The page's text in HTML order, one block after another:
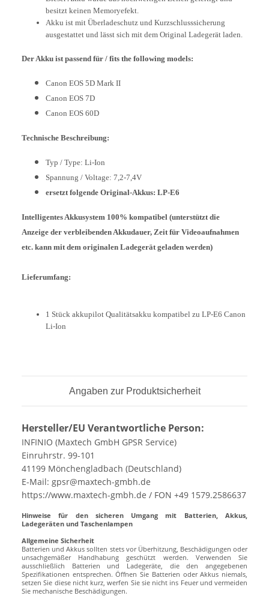
besitzt keinen Memoryefekt.
Akku ist mit Überladeschutz und Kurzschlusssicherung
ausgestattet und lässt sich mit dem Original Ladegerät laden.
Der Akku ist passend für / fits the following models:
Canon EOS 5D Mark II
Canon EOS 7D
Canon EOS 60D
Technische Beschreibung:
Typ / Type: Li-Ion
Spannung / Voltage: 7,2-7,4V
ersetzt folgende Original-Akkus: LP-E6
Intelligentes Akkusystem 100% kompatibel (unterstützt die
Anzeige der verbleibenden Akkudauer, Zeit für Videoaufnahmen
etc. kann mit dem originalen Ladegerät geladen werden)
Lieferumfang:
1 Stück akkupilot Qualitätsakku kompatibel zu LP-E6 Canon
Li-Ion
Angaben zur Produktsicherheit
Hersteller/EU Verantwortliche Person:
INFINIO (Maxtech GmbH GPSR Service)
Einruhrstr. 99-101
41199 Mönchengladbach (Deutschland)
E-Mail: gpsr@maxtech-gmbh.de
https://www.maxtech-gmbh.de / FON +49 1579.2586637
Hinweise für den sicheren Umgang mit Batterien, Akkus,
Ladegeräten und Taschenlampen
Allgemeine Sicherheit
Batterien und Akkus sollten stets vor Überhitzung, Beschädigungen oder
unsachgemäßer Handhabung geschützt werden. Verwenden Sie
ausschließlich Batterien und Ladegeräte, die den angegebenen
Spezifikationen entsprechen. Öffnen Sie Batterien oder Akkus niemals,
setzen Sie diese nicht kurz, werfen Sie sie nicht ins Feuer und vermeiden
Sie mechanische Beschädigungen.